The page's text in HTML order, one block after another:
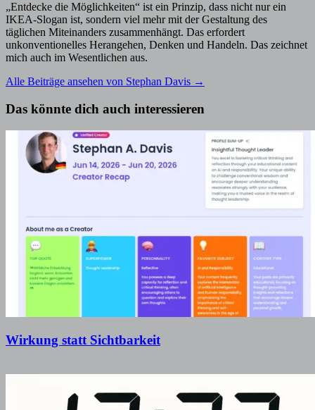
„Entdecke die Möglichkeiten“ ist ein Prinzip, dass nicht nur ein
IKEA-Slogan ist, sondern viel mehr mit der Gestaltung des
täglichen Miteinanders zusammenhängt. Das erfordert
unkonventionelles Herangehen, Denken und Handeln. Das zeichnet
mich auch im Wesentlichen aus.
Alle Beiträge ansehen von Stephan Davis →
Das könnte dich auch interessieren
Wirkung statt Sichtbarkeit